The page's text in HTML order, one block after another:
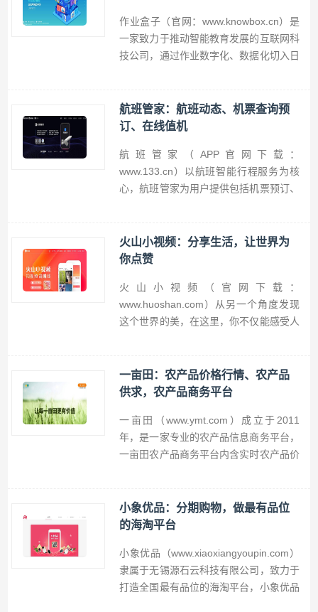
医生专用工具。
作业盒子（官网：www.knowbox.cn）是
一家致力于推动智能教育发展的互联网科
技公司，通过作业数字化、数据化切入日
学生端、老师端官方免费下载，作业盒子
移动端APP，数据同步随时随地查看。
航班管家：航班动态、机票查询预
订、在线值机
航班管家（APP官网下载：
www.133.cn）以航班智能行程服务为核
心，航班管家为用户提供包括机票预订、
成为美好的生活方式。
火山小视频：分享生活，让世界为
你点赞
火山小视频（官网下载：
www.huoshan.com）从另一个角度发现
这个世界的美，在这里，你不仅能感受人
滴，讲述温情故事，传递社会正能量。火
山小视频，一个积极美好的新世界；火山
一亩田：农产品价格行情、农产品
供求，农产品商务平台
一亩田（www.ymt.com）成立于2011
年，是一家专业的农产品信息商务平台，
一亩田农产品商务平台内含实时农产品价
社更好的了解全国农产品价格信息、走
势，推动农产品进城，让每一亩田更有价
小象优品：分期购物，做最有品位
的海淘平台
小象优品（www.xiaoxiangyoupin.com）
隶属于无锡源石云科技有限公司，致力于
打造全国最有品位的海淘平台，小象优品